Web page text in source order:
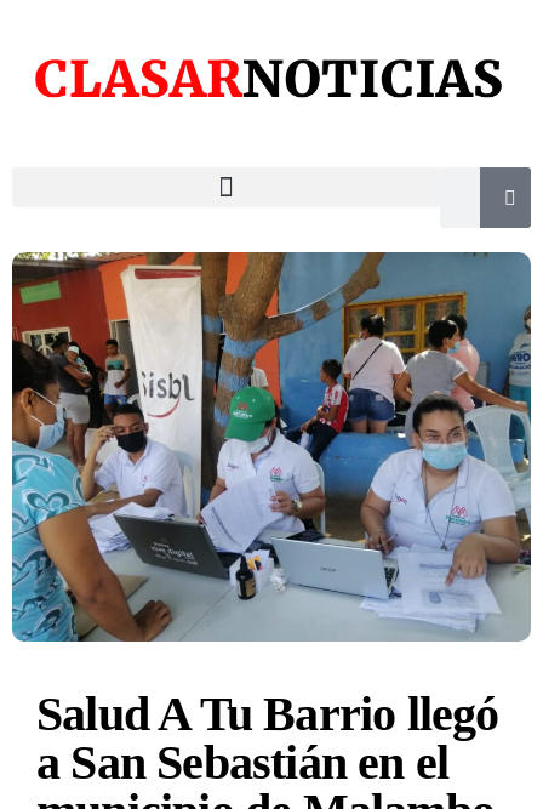
Salud A Tu Barrio llegó
a San Sebastián en el